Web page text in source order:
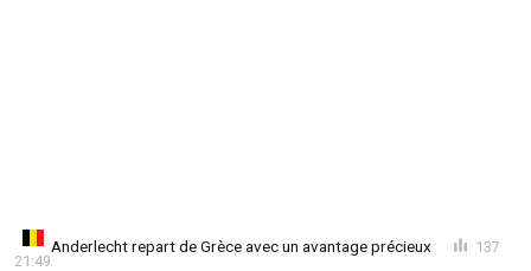
Anderlecht repart de Grèce avec un avantage précieux
21:49
137